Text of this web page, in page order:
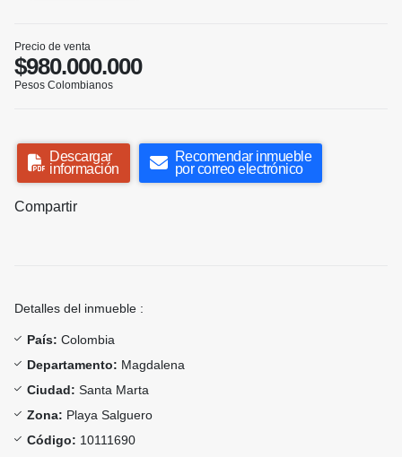
Precio de venta
$980.000.000
Pesos Colombianos
Descargar
información
Recomendar inmueble
por correo electrónico
Compartir
Detalles del inmueble :
País: Colombia
Departamento: Magdalena
Ciudad: Santa Marta
Zona: Playa Salguero
Código: 10111690